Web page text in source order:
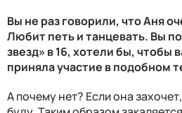
Вы не раз говорили, что Аня
Любит петь и танцевать. Вы
звезд» в 16, хотели бы, чтобы
приняла участие в подобном
А почему нет? Если она